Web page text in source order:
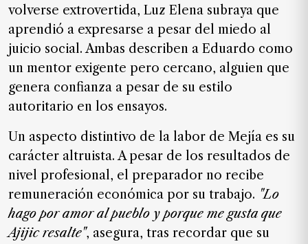
volverse extrovertida, Luz Elena subraya que
aprendió a expresarse a pesar del miedo al
juicio social. Ambas describen a Eduardo como
un mentor exigente pero cercano, alguien que
genera confianza a pesar de su estilo
autoritario en los ensayos.
Un aspecto distintivo de la labor de Mejía es su
carácter altruista. A pesar de los resultados de
nivel profesional, el preparador no recibe
remuneración económica por su trabajo. "Lo
hago por amor al pueblo y porque me gusta que
Ajijic resalte", asegura, tras recordar que su